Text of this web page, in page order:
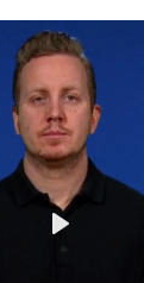
Play